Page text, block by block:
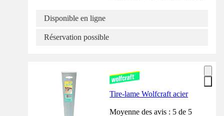
Disponible en ligne
Réservation possible
Tire-lame Wolfcraft acier
Moyenne des avis : 5 de 5